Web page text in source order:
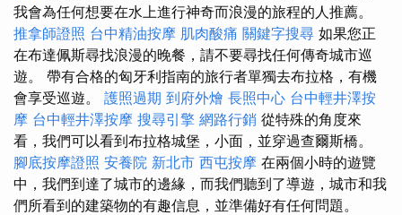
我會為任何想要在水上進行神奇而浪漫的旅程的人推薦。
推拿師證照 台中精油按摩 肌肉酸痛 關鍵字搜尋 如果您正
在布達佩斯尋找浪漫的晚餐，請不要尋找任何傳奇城市巡
遊。 帶有合格的匈牙利指南的旅行者單獨去布拉格，有機
會享受巡遊。 護照過期 到府外燴 長照中心 台中輕井澤按
摩 台中輕井澤按摩 搜尋引擎 網路行銷 從特殊的角度來
看，我們可以看到布拉格城堡，小面，並穿過查爾斯橋。
腳底按摩證照 安養院 新北市 西屯按摩 在兩個小時的遊覽
中，我們到達了城市的邊緣，而我們聽到了導遊，城市和我
們所看到的建築物的有趣信息，並準備好有任何問題。